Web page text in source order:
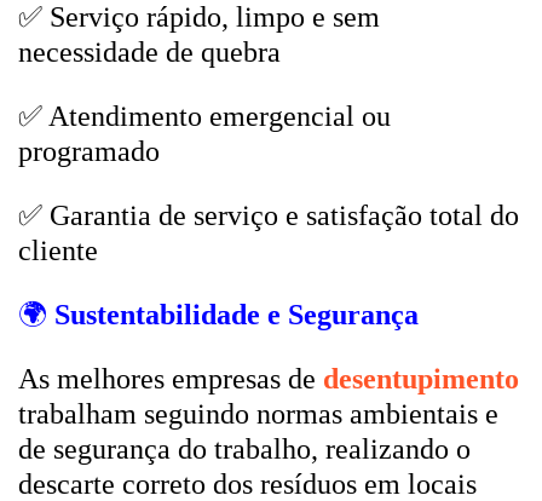
✅ Serviço rápido, limpo e sem
necessidade de quebra
✅ Atendimento emergencial ou
programado
✅ Garantia de serviço e satisfação total do
cliente
🌍 Sustentabilidade e Segurança
As melhores empresas de desentupimento
trabalham seguindo normas ambientais e
de segurança do trabalho, realizando o
descarte correto dos resíduos em locais